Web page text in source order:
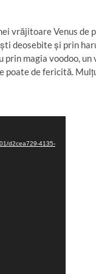
vrăjitoare Venus de
deosebite şi prin
magia voodoo, un
poate de fericită.
d2cea729-4135-